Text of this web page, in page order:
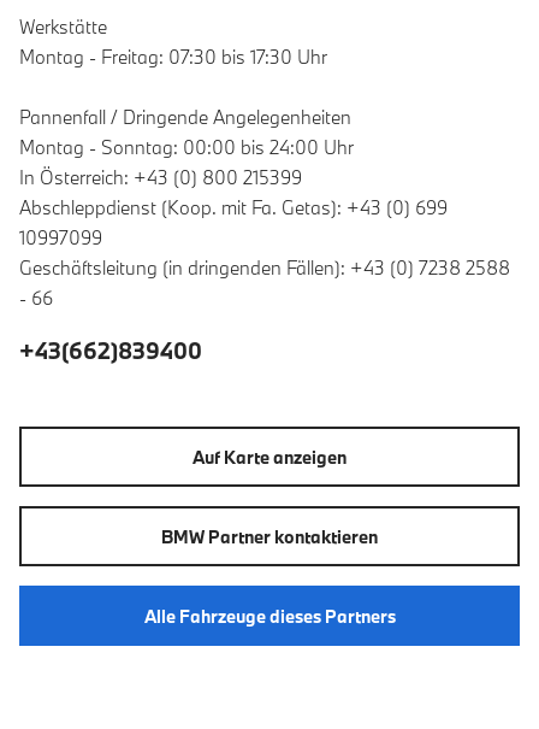
Werkstätte
Montag - Freitag: 07:30 bis 17:30 Uhr
Pannenfall / Dringende Angelegenheiten
Montag - Sonntag: 00:00 bis 24:00 Uhr
In Österreich: +43 (0) 800 215399
Abschleppdienst (Koop. mit Fa. Getas): +43 (0) 699
10997099
Geschäftsleitung (in dringenden Fällen): +43 (0) 7238 2588
- 66
+43(662)839400
Auf Karte anzeigen
BMW Partner kontaktieren
Alle Fahrzeuge dieses Partners